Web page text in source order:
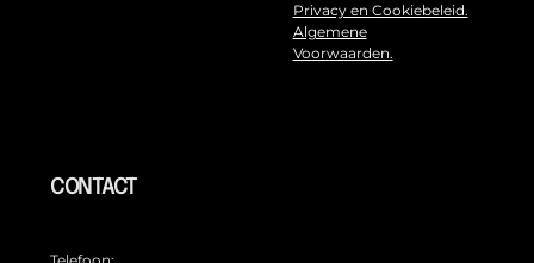
Privacy en Cookiebeleid.
Algemene
Voorwaarden.
CONTACT